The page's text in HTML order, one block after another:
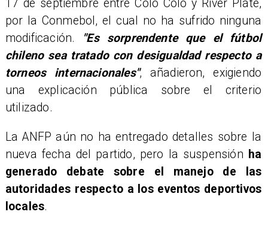
17 de septiembre entre Colo Colo y River Plate,
por la Conmebol, el cual no ha sufrido ninguna
modificación.
"Es sorprendente que el fútbol
chileno sea tratado con desigualdad respecto a
torneos internacionales", añadieron, exigiendo
una explicación pública sobre el criterio
utilizado.
La ANFP aún no ha entregado detalles sobre la
nueva fecha del partido, pero la suspensión ha
generado debate sobre el manejo de las
autoridades respecto a los eventos deportivos
locales.